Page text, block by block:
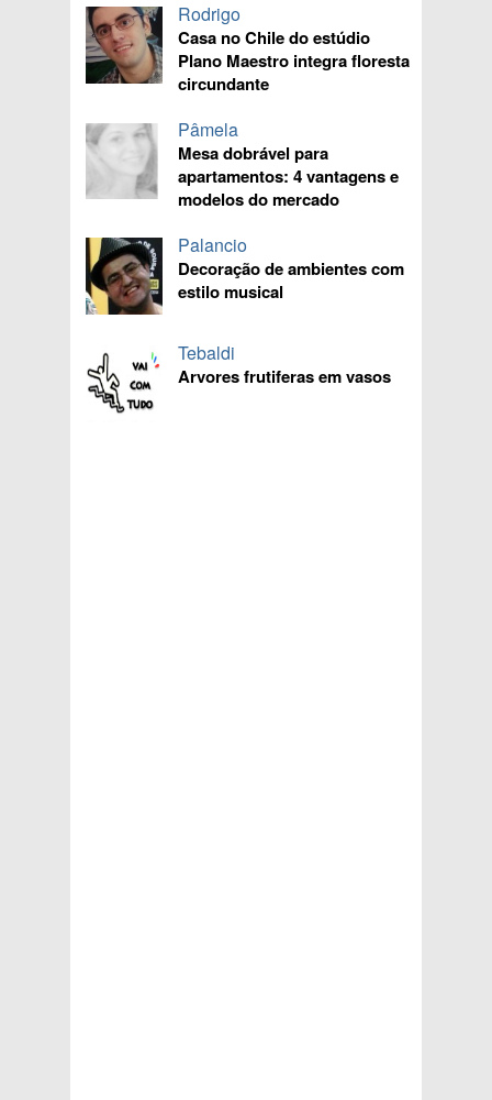
Rodrigo
Casa no Chile do estúdio
Plano Maestro integra floresta
circundante
Pâmela
Mesa dobrável para
apartamentos: 4 vantagens e
modelos do mercado
Palancio
Decoração de ambientes com
estilo musical
Tebaldi
Arvores frutiferas em vasos